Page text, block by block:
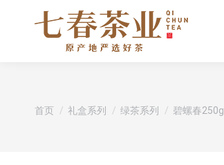
您在这里：
首页 礼盒系列 绿茶系列 碧螺春250g